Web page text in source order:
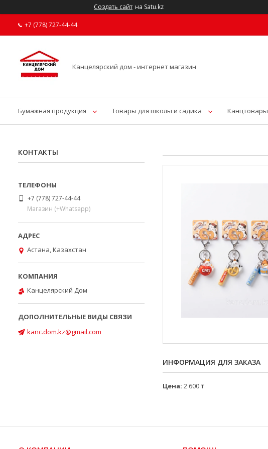
Создать сайт на Satu.kz
+7 (778) 727-44-44
Канцелярский дом - интернет магазин
Бумажная продукция Товары для школы и садика Канцтовары
ИНФОРМАЦИЯ ДЛЯ ЗАКАЗА
Цена: 2 600 ₸
КОНТАКТЫ
+7 (778) 727-44-44
Магазин (+Whatsapp)
Астана, Казахстан
Канцелярский Дом
kanc.dom.kz@gmail.com